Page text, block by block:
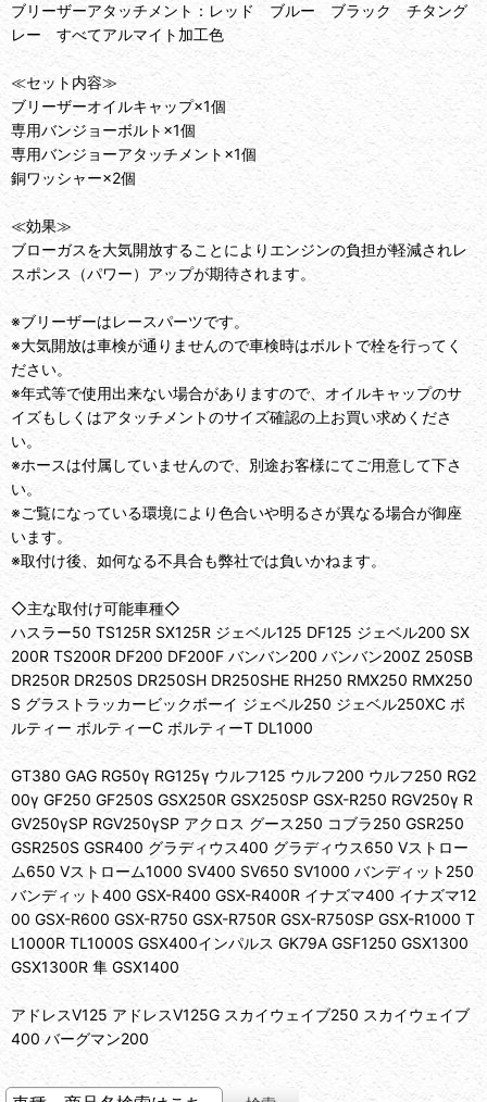
ブリーザーアタッチメント：レッド ブルー ブラック チタング
レー すべてアルマイト加工色
≪セット内容≫
ブリーザーオイルキャップ×1個
専用バンジョーボルト×1個
専用バンジョーアタッチメント×1個
銅ワッシャー×2個
≪効果≫
ブローガスを大気開放することによりエンジンの負担が軽減されレ
スポンス（パワー）アップが期待されます。
※ブリーザーはレースパーツです。
※大気開放は車検が通りませんので車検時はボルトで栓を行ってく
ださい。
※年式等で使用出来ない場合がありますので、オイルキャップのサ
イズもしくはアタッチメントのサイズ確認の上お買い求めくださ
い。
※ホースは付属していませんので、別途お客様にてご用意して下さ
い。
※ご覧になっている環境により色合いや明るさが異なる場合が御座
います。
※取付け後、如何なる不具合も弊社では負いかねます。
◇主な取付け可能車種◇
ハスラー50 TS125R SX125R ジェベル125 DF125 ジェベル200 SX
200R TS200R DF200 DF200F バンバン200 バンバン200Z 250SB
DR250R DR250S DR250SH DR250SHE RH250 RMX250 RMX250
S グラストラッカービックボーイ ジェベル250 ジェベル250XC ボ
ルティー ボルティーC ボルティーT DL1000
GT380 GAG RG50γ RG125γ ウルフ125 ウルフ200 ウルフ250 RG2
00γ GF250 GF250S GSX250R GSX250SP GSX-R250 RGV250γ R
GV250γSP RGV250γSP アクロス グース250 コブラ250 GSR250
GSR250S GSR400 グラディウス400 グラディウス650 Vストロー
ム650 Vストローム1000 SV400 SV650 SV1000 バンディット250
バンディット400 GSX-R400 GSX-R400R イナズマ400 イナズマ12
00 GSX-R600 GSX-R750 GSX-R750R GSX-R750SP GSX-R1000 T
L1000R TL1000S GSX400インパルス GK79A GSF1250 GSX1300
GSX1300R 隼 GSX1400
アドレスV125 アドレスV125G スカイウェイブ250 スカイウェイブ
400 バーグマン200